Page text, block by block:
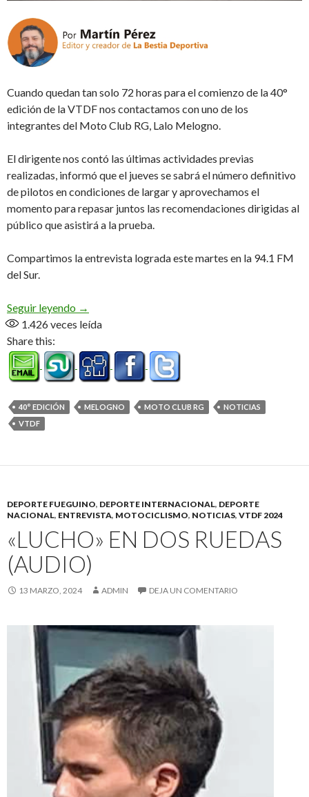
Cuando quedan tan solo 72 horas para el comienzo de la 40°
edición de la VTDF nos contactamos con uno de los
integrantes del Moto Club RG, Lalo Melogno.
El dirigente nos contó las últimas actividades previas
realizadas, informó que el jueves se sabrá el número definitivo
de pilotos en condiciones de largar y aprovechamos el
momento para repasar juntos las recomendaciones dirigidas al
público que asistirá a la prueba.
Compartimos la entrevista lograda este martes en la 94.1 FM
del Sur.
Seguir leyendo «Estamos a las corridas, los últimos días son los
→
1.426veces leída
Share this:
40° EDICIÓN MELOGNO MOTO CLUB RG
NOTICIAS
VTDF
DEPORTE FUEGUINO, DEPORTE INTERNACIONAL, DEPORTE
NACIONAL, ENTREVISTA, MOTOCICLISMO, NOTICIAS, VTDF 2024
«LUCHO» EN DOS RUEDAS
(AUDIO)
13 MARZO, 2024 ADMIN DEJA UN COMENTARIO